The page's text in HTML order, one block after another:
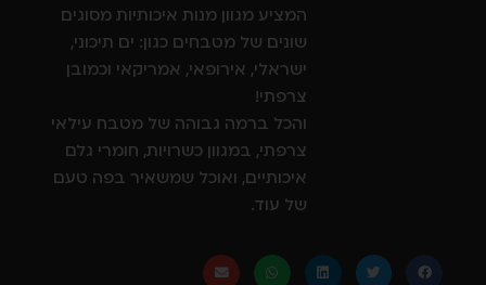
המציע מגוון מנות איכותיות מסוגים
שונים של מטבחים כגון: ים תיכוני,
ישראלי, אירופאי, אמריקאי וכמובן
צרפתי!
והכל ברמה גבוהה של מטבח עילאי
צרפתי, במגוון כשרויות, חומרי גלם
איכותיים, ואוכל שמשאיר בפה טעם
של עוד.